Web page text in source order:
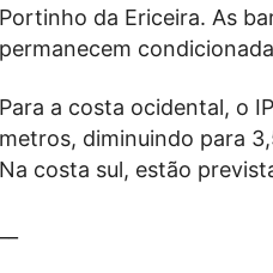
Portinho da Ericeira. As
permanecem
Para a costa ocidental, o
metros, diminuindo para
Na costa sul, estão